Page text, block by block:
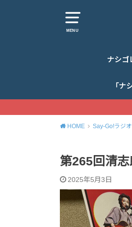
MENU
ナシゴ
「ナ
HOME Say-Go!ラジ
第265回清
2025年5月3日